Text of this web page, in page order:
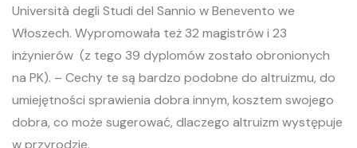
Università degli Studi del Sannio w Benevento we
Włoszech. Wypromowała też 32 magistrów i 23
inżynierów (z tego 39 dyplomów zostało obronionych
na PK). – Cechy te są bardzo podobne do altruizmu, do
umiejętności sprawienia dobra innym, kosztem swojego
dobra, co może sugerować, dlaczego altruizm występuje
w przyrodzie.